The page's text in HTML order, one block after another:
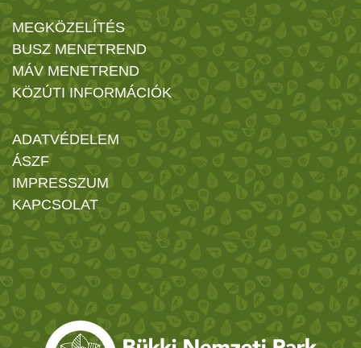
MEGKÖZELÍTÉS
BUSZ MENETREND
MÁV MENETREND
KÖZÚTI INFORMÁCIÓK
ADATVÉDELEM
ÁSZF
IMPRESSZUM
KAPCSOLAT